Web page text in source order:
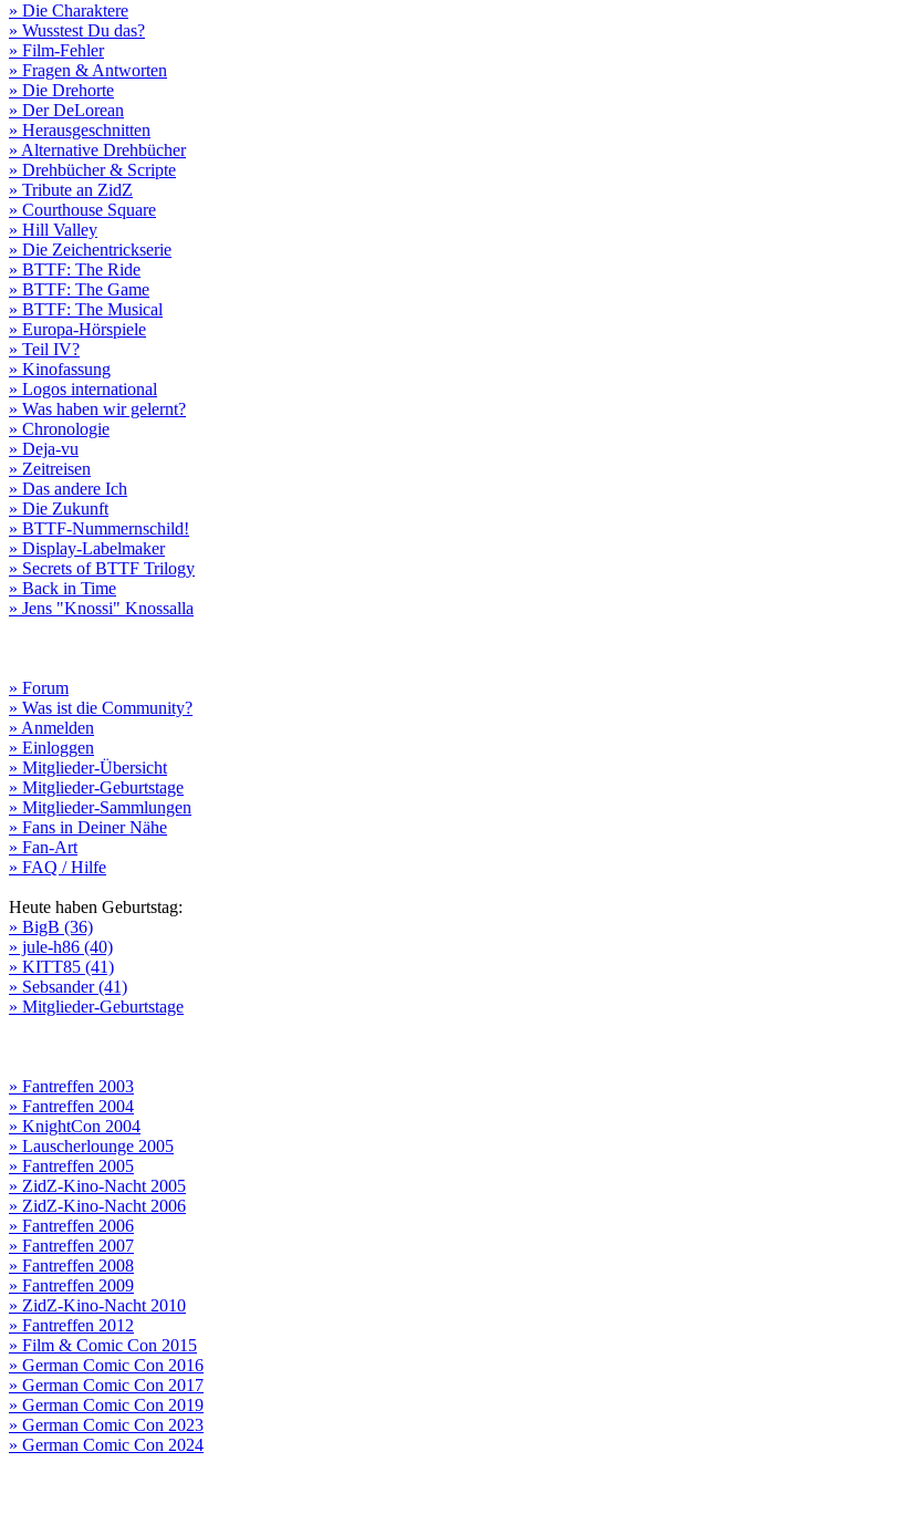
» Die Charaktere
» Wusstest Du das?
» Film-Fehler
» Fragen & Antworten
» Die Drehorte
» Der DeLorean
» Herausgeschnitten
» Alternative Drehbücher
» Drehbücher & Scripte
» Tribute an ZidZ
» Courthouse Square
» Hill Valley
» Die Zeichentrickserie
» BTTF: The Ride
» BTTF: The Game
» BTTF: The Musical
» Europa-Hörspiele
» Teil IV?
» Kinofassung
» Logos international
» Was haben wir gelernt?
» Chronologie
» Deja-vu
» Zeitreisen
» Das andere Ich
» Die Zukunft
» BTTF-Nummernschild!
» Display-Labelmaker
» Secrets of BTTF Trilogy
» Back in Time
» Jens "Knossi" Knossalla
» Forum
» Was ist die Community?
» Anmelden
» Einloggen
» Mitglieder-Übersicht
» Mitglieder-Geburtstage
» Mitglieder-Sammlungen
» Fans in Deiner Nähe
» Fan-Art
» FAQ / Hilfe
Heute haben Geburtstag:
» BigB (36)
» jule-h86 (40)
» KITT85 (41)
» Sebsander (41)
» Mitglieder-Geburtstage
» Fantreffen 2003
» Fantreffen 2004
» KnightCon 2004
» Lauscherlounge 2005
» Fantreffen 2005
» ZidZ-Kino-Nacht 2005
» ZidZ-Kino-Nacht 2006
» Fantreffen 2006
» Fantreffen 2007
» Fantreffen 2008
» Fantreffen 2009
» ZidZ-Kino-Nacht 2010
» Fantreffen 2012
» Film & Comic Con 2015
» German Comic Con 2016
» German Comic Con 2017
» German Comic Con 2019
» German Comic Con 2023
» German Comic Con 2024